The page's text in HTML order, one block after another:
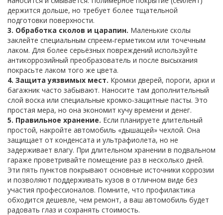
держится дольше, но требует более тщательной
подготовки поверхности.
3. Обработка сколов и царапин. Маленькие сколы
заклейте специальным спреем‑герметиком или точечным
лаком. Для более серьёзных повреждений используйте
антикоррозийный преобразователь и после высыхания
покрасьте лаком того же цвета.
4. Защита уязвимых мест. Кромки дверей, пороги, арки и
багажник часто забывают. Наносите там дополнительный
слой воска или специальные кромко‑защитные пасты. Это
простая мера, но она экономит кучу времени и денег.
5. Правильное хранение. Если планируете длительный
простой, накройте автомобиль «дышащей» чехлой. Она
защищает от конденсата и ультрафиолета, но не
задерживает влагу. При длительном хранении в подвальном
гараже проветривайте помещение раз в несколько дней.
Эти пять пунктов покрывают основные источники коррозии
и позволяют поддерживать кузов в отличном виде без
участия профессионалов. Помните, что профилактика
обходится дешевле, чем ремонт, а ваш автомобиль будет
радовать глаз и сохранять стоимость.